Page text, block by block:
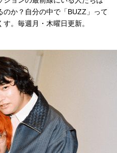
のか？自分の中で「BUZZ」って
。毎週月・木曜日更新。